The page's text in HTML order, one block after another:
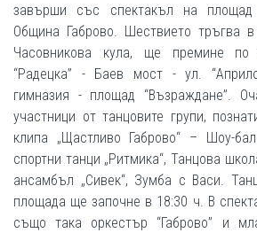
завърши със спектакъл на площад
Община Габрово. Шествието тръгва
Часовникова кула, ще премине по
“Радецка” - Баев мост - ул.
гимназия - площад “Възраждане”.
участници от танцовите групи,
клипа „Щастливо Габрово“ – Шоу-
спортни танци „Ритмика“, Танцова
ансамбъл „Сивек“, Зумба с Васи.
площада ще започне в 18:30 ч. В
също така оркестър “Габрово” и